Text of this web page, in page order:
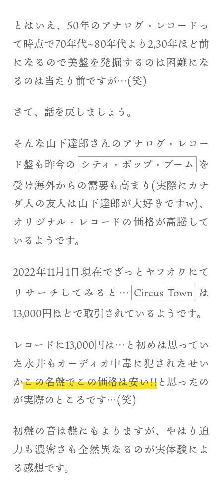
とはいえ、50年のアナログ・レコードっ
て時点で70年代~80年代より2,30年ほど前
になるので美盤を発掘するのは困難にな
るのは当たり前ですが…(笑)
さて、話を戻しましょう。
そんな山下達郎さんのアナログ・レコー
ド盤も昨今の シティ・ポップ・ブーム を
受け海外からの需要も高まり(実際にカナ
ダ人の友人は山下達郎が大好きですw)、
オリジナル・レコードの価格が高騰して
いるようです。
2022年11月1日現在でざっとヤフオクにて
リサーチしてみると… Circus Town は
13,000円ほどで取引されているようです。
レコードに13,000円は…と初めは思ってい
た永井もオーディオ中毒に犯されたせい
かこの名盤でこの価格は安い!!と思ったの
が実際のところです…(笑)
初盤の音は盤にもよりますが、やはり迫
力も濃密さも全然異なるのが実体験によ
る感想です。